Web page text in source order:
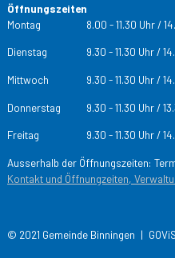
Öffnungszeiten
TagÖffnungs­zeiten
Montag 8.00 - 11.30 Uhr /
Dienstag
9.30 - 11.30 Uhr /
Mittwoch 9.30 - 11.30 Uhr /
Donnerstag
9.30 - 11.30 Uhr /
Freitag
9.30 - 11.30 Uhr /
Ausserhalb der Öffnungszeiten:
Kontakt und Öffnungzeiten,
© 2021 Gemeinde Binningen | GOViS